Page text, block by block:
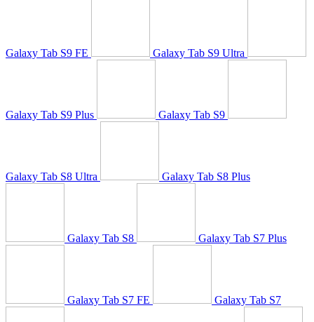
Galaxy Tab S9 FE Galaxy Tab S9 Ultra
Galaxy Tab S9 Plus Galaxy Tab S9
Galaxy Tab S8 Ultra Galaxy Tab S8 Plus
Galaxy Tab S8 Galaxy Tab S7 Plus
Galaxy Tab S7 FE Galaxy Tab S7